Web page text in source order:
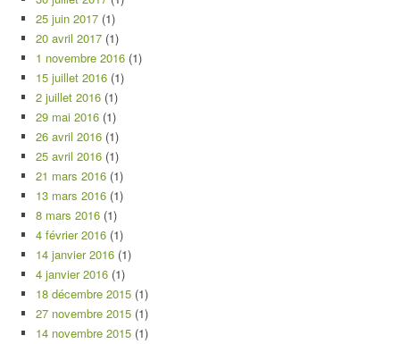
25 juin 2017 (1)
20 avril 2017 (1)
1 novembre 2016 (1)
15 juillet 2016 (1)
2 juillet 2016 (1)
29 mai 2016 (1)
26 avril 2016 (1)
25 avril 2016 (1)
21 mars 2016 (1)
13 mars 2016 (1)
8 mars 2016 (1)
4 février 2016 (1)
14 janvier 2016 (1)
4 janvier 2016 (1)
18 décembre 2015 (1)
27 novembre 2015 (1)
14 novembre 2015 (1)